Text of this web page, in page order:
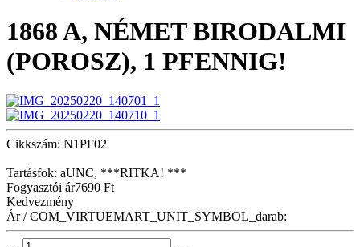
1868 A, NÉMET BIRODALMI
(POROSZ), 1 PFENNIG!
Cikkszám: N1PF02
Tartásfok: aUNC, ***RITKA! ***
Fogyasztói ár7690 Ft
Kedvezmény
Ár / COM_VIRTUEMART_UNIT_SYMBOL_darab: